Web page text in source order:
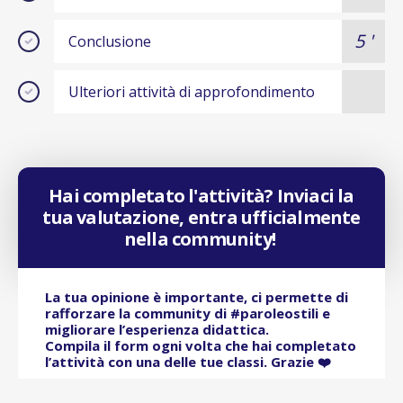
Conclusione
Ulteriori attività di approfondimento
Hai completato l'attività? Inviaci la
tua valutazione, entra ufficialmente
nella community!
La tua opinione è importante, ci permette di
rafforzare la community di #paroleostili e
migliorare l’esperienza didattica.
Compila il form ogni volta che hai completato
l’attività con una delle tue classi. Grazie ❤️